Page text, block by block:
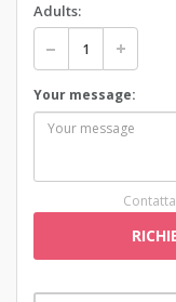
Adults:
Your message: